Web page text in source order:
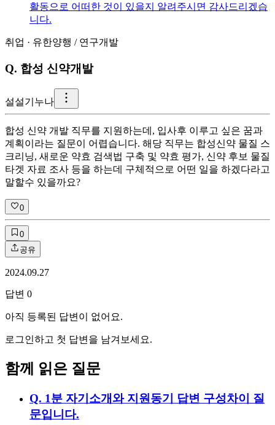
활동으로 어떠한 것이 있을지 알려주시면 감사드리겠습
니다.
취업 · 유한양행 / 연구개발
Q. 합성 신약개발
설설기누나
합성 신약 개발 직무를 지원하는데, 입사후 이루고 싶은 꿈과
계획이라는 질문이 어렵습니다. 해당 직무는 합성신약 물질 스
크리닝, 새로운 약효 검색법 구축 및 약효 평가, 신약 후보 물질
타겟 자료 조사 등을 하는데 구체적으로 어떤 일을 하겠다라고
말할수 있을까요?
0
0
공유
2024.09.27
답변 0
아직 등록된 답변이 없어요.
로그인하고 첫 답변을 남겨보세요.
함께 읽은 질문
Q. 1분 자기소개와 지원동기 답변 구성차이 질
문입니다.